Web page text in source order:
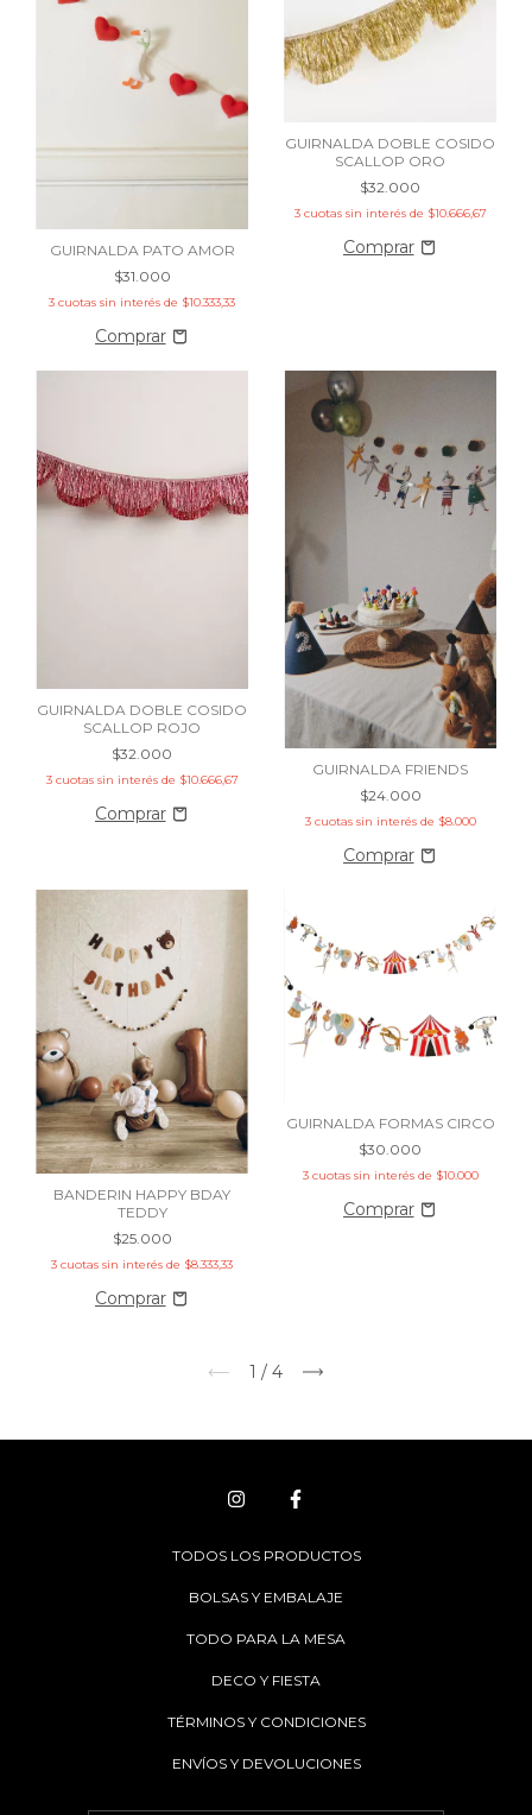
GUIRNALDA PATO AMOR
$31.000
3 cuotas sin interés de $10.333,33
GUIRNALDA DOBLE COSIDO
SCALLOP ORO
$32.000
3 cuotas sin interés de $10.666,67
GUIRNALDA DOBLE COSIDO
SCALLOP ROJO
$32.000
3 cuotas sin interés de $10.666,67
GUIRNALDA FRIENDS
$24.000
3 cuotas sin interés de $8.000
BANDERIN HAPPY BDAY
TEDDY
$25.000
3 cuotas sin interés de $8.333,33
GUIRNALDA FORMAS CIRCO
$30.000
3 cuotas sin interés de $10.000
1 / 4
TODOS LOS PRODUCTOS
BOLSAS Y EMBALAJE
TODO PARA LA MESA
DECO Y FIESTA
TÉRMINOS Y CONDICIONES
ENVÍOS Y DEVOLUCIONES